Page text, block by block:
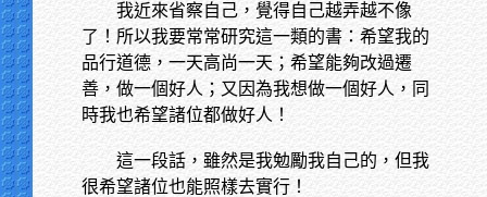
我近來省察自己，覺得自己越弄越不像
了！所以我要常常研究這一類的書：希望我的
品行道德，一天高尚一天；希望能夠改過遷
善，做一個好人；又因為我想做一個好人，同
時我也希望諸位都做好人！
這一段話，雖然是我勉勵我自己的，但我
很希望諸位也能照樣去實行！